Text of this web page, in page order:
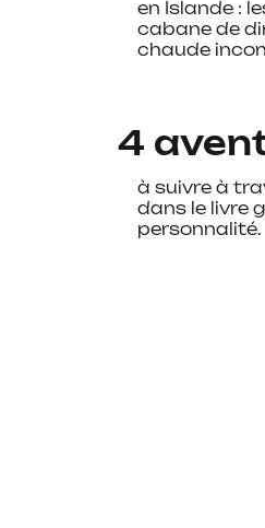
en Islande :
cabane de
chaude
4
à suivre à
dans le livre
personnalité.